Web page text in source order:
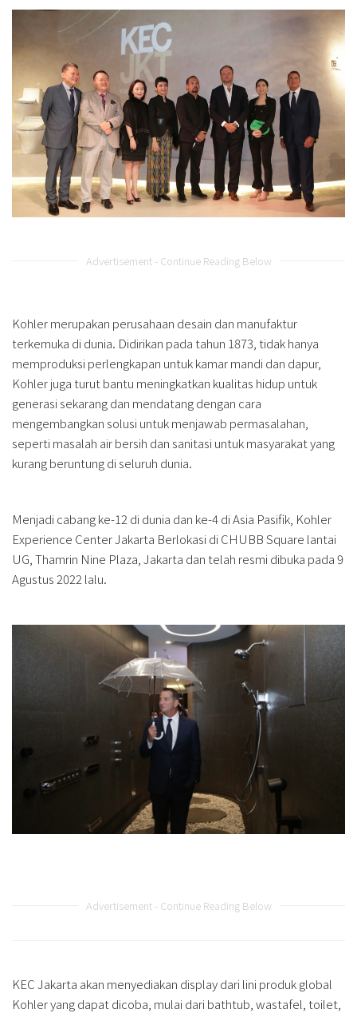
Advertisement - Continue Reading Below
Kohler merupakan perusahaan desain dan manufaktur
terkemuka di dunia. Didirikan pada tahun 1873, tidak hanya
memproduksi perlengkapan untuk kamar mandi dan dapur,
Kohler juga turut bantu meningkatkan kualitas hidup untuk
generasi sekarang dan mendatang dengan cara
mengembangkan solusi untuk menjawab permasalahan,
seperti masalah air bersih dan sanitasi untuk masyarakat yang
kurang beruntung di seluruh dunia.
Menjadi cabang ke-12 di dunia dan ke-4 di Asia Pasifik, Kohler
Experience Center Jakarta Berlokasi di CHUBB Square lantai
UG, Thamrin Nine Plaza, Jakarta dan telah resmi dibuka pada 9
Agustus 2022 lalu.
Advertisement - Continue Reading Below
KEC Jakarta akan menyediakan display dari lini produk global
Kohler yang dapat dicoba, mulai dari bathtub, wastafel, toilet,